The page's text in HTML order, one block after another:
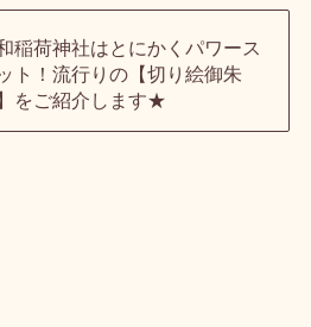
稲荷神社はとにかくパワース
ト！流行りの【切り絵御朱
をご紹介します★